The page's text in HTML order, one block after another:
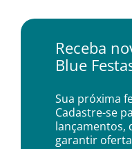
Receba
Blue
Sua próxima
Cadastre-se
lançamentos,
garantir